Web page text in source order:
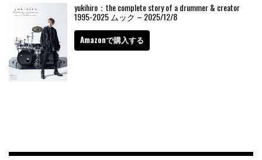
yukihiro：the complete story of a drummer & creator
1995-2025 ムック – 2025/12/8
Amazonで購入する